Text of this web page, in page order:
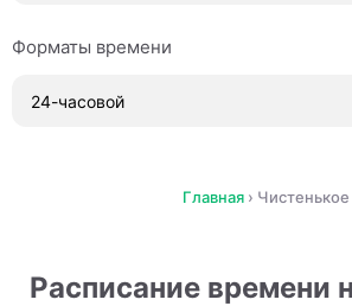
Форматы времени
Главная› Чистенькое
Расписание времени